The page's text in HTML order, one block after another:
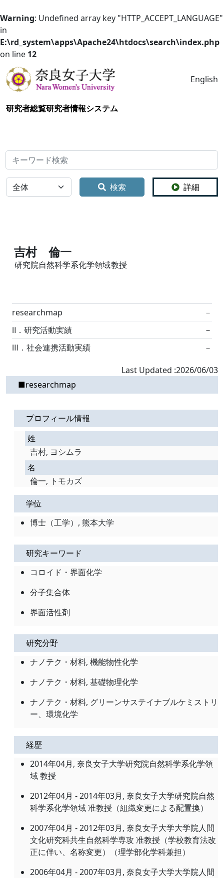
Warning: Undefined array key "HTTP_ACCEPT_LANGUAGE"
in
E:\rd_system\apps\Apache24\htdocs\search\index.php
on line 12
English
研究者総覧研究者情報システム
検索
全体 検索 詳細
吉村 倫一
研究院自然科学系化学領域教授
researchmap
－
Ⅱ．研究活動実績
－
Ⅲ．社会連携活動実績
－
Last Updated :2026/06/03
■researchmap
プロフィール情報
姓
吉村, ヨシムラ
名
倫一, トモカズ
学位
博士（工学）, 熊本大学
研究キーワード
コロイド・界面化学
分子集合体
界面活性剤
研究分野
ナノテク・材料, 機能物性化学
ナノテク・材料, 基礎物理化学
ナノテク・材料, グリーンサステイナブルケミストリ
ー、環境化学
経歴
2014年04月, 奈良女子大学研究院自然科学系化学領
域 教授
2012年04月 - 2014年03月, 奈良女子大学研究院自然
科学系化学領域 准教授（組織変更による配置換）
2007年04月 - 2012年03月, 奈良女子大学大学院人間
文化研究科共生自然科学専攻 准教授（学校教育法改
正に伴い、名称変更）（理学部化学科兼担）
2006年04月 - 2007年03月, 奈良女子大学大学院人間